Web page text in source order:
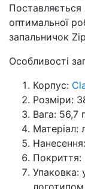
Поставляється
оптимальної
запальничок
Особливості
Корпус:
Розміри:
Вага: 56,7
Матеріал:
Покриття:
Упаковка: